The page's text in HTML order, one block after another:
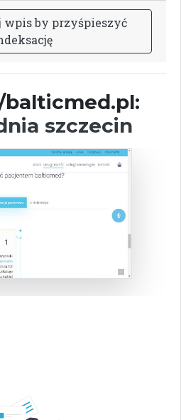
wpisby przyśpieszyć
deksację
szczecin